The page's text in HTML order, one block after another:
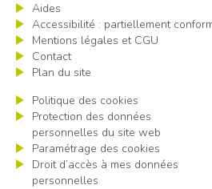
Aides
Accessibilité : partiellement
Mentions légales et CGU
Contact
Plan du site
Politique des cookies
Protection des données
personnelles du site web
Paramétrage des cookies
Droit d’accès à mes données
personnelles